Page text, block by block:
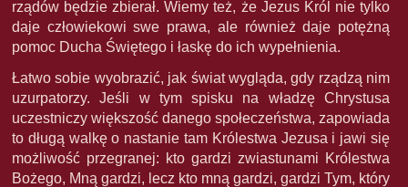
rządów będzie zbierał. Wiemy też, że Jezus Król nie tylko
daje człowiekowi swe prawa, ale również daje potężną
pomoc Ducha Świętego i łaskę do ich wypełnienia.
Łatwo sobie wyobrazić, jak świat wygląda, gdy rządzą nim
uzurpatorzy. Jeśli w tym spisku na władzę Chrystusa
uczestniczy większość danego społeczeństwa, zapowiada
to długą walkę o nastanie tam Królestwa Jezusa i jawi się
możliwość przegranej: kto gardzi zwiastunami Królestwa
Bożego, Mną gardzi, lecz kto mną gardzi, gardzi Tym, który